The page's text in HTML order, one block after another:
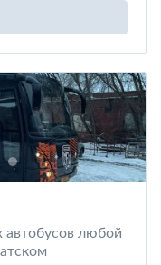
автобусов любой